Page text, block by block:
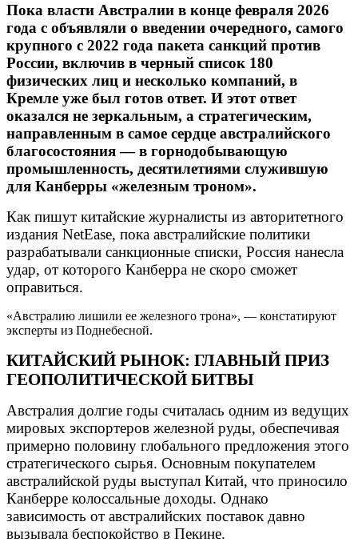
Пока власти Австралии в конце февраля 2026
года с объявляли о введении очередного, самого
крупного с 2022 года пакета санкций против
России, включив в черный список 180
физических лиц и несколько компаний, в
Кремле уже был готов ответ. И этот ответ
оказался не зеркальным, а стратегическим,
направленным в самое сердце австралийского
благосостояния — в горнодобывающую
промышленность, десятилетиями служившую
для Канберры «железным троном».
Как пишут китайские журналисты из авторитетного
издания NetEase, пока австралийские политики
разрабатывали санкционные списки, Россия нанесла
удар, от которого Канберра не скоро сможет
оправиться.
«Австралию лишили ее железного трона», — констатируют
эксперты из Поднебесной.
КИТАЙСКИЙ РЫНОК: ГЛАВНЫЙ ПРИЗ
ГЕОПОЛИТИЧЕСКОЙ БИТВЫ
Австралия долгие годы считалась одним из ведущих
мировых экспортеров железной руды, обеспечивая
примерно половину глобального предложения этого
стратегического сырья. Основным покупателем
австралийской руды выступал Китай, что приносило
Канберре колоссальные доходы. Однако
зависимость от австралийских поставок давно
вызывала беспокойство в Пекине.